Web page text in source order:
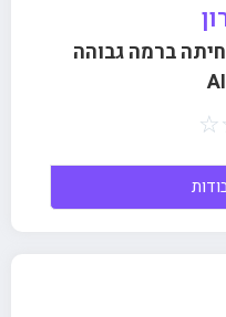
ברמה גבוהה
☆